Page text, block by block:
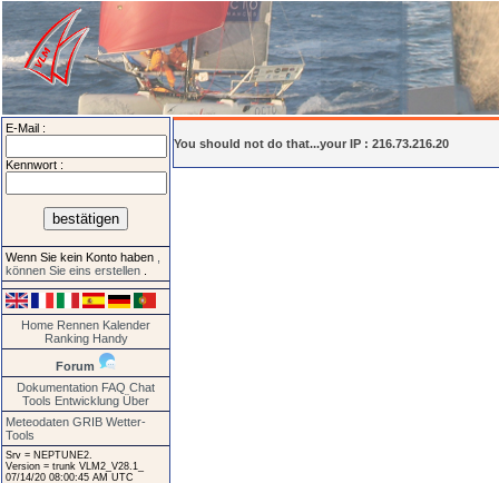
E-Mail :
Kennwort :
Wenn Sie kein Konto haben
können Sie eins erstellen
Home Rennen Kalender
Ranking Handy
Forum
Dokumentation FAQ Chat
Tools Entwicklung Über
Meteodaten GRIB Wetter-
Tools
Srv = NEPTUNE2.
Version = trunk VLM2_V28.1_
07/14/20 08:00:45 AM UTC
You should not do that...your IP : 216.73.216.20